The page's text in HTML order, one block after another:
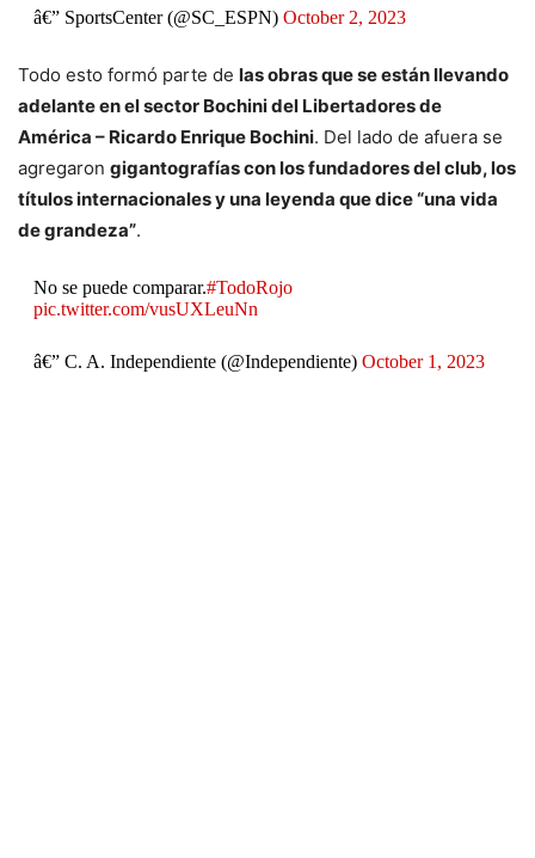
â€” SportsCenter (@SC_ESPN) October 2, 2023
Todo esto formó parte de las obras que se están llevando
adelante en el sector Bochini del Libertadores de
América – Ricardo Enrique Bochini. Del lado de afuera se
agregaron gigantografías con los fundadores del club, los
títulos internacionales y una leyenda que dice “una vida
de grandeza”.
No se puede comparar.#TodoRojo
pic.twitter.com/vusUXLeuNn
â€” C. A. Independiente (@Independiente) October 1, 2023